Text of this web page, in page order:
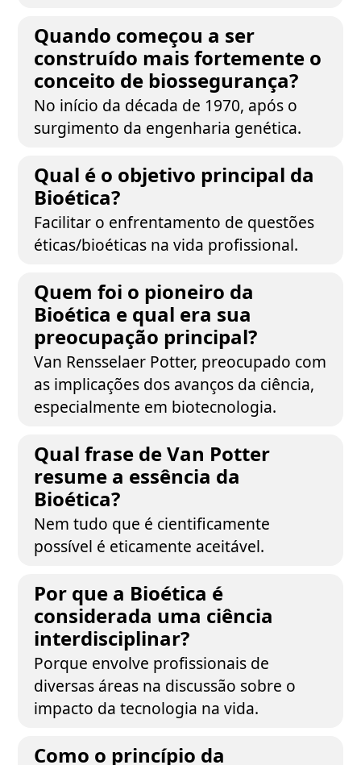
Quando começou a ser
construído mais fortemente o
conceito de biossegurança?
No início da década de 1970, após o
surgimento da engenharia genética.
Qual é o objetivo principal da
Bioética?
Facilitar o enfrentamento de questões
éticas/bioéticas na vida profissional.
Quem foi o pioneiro da
Bioética e qual era sua
preocupação principal?
Van Rensselaer Potter, preocupado com
as implicações dos avanços da ciência,
especialmente em biotecnologia.
Qual frase de Van Potter
resume a essência da
Bioética?
Nem tudo que é cientificamente
possível é eticamente aceitável.
Por que a Bioética é
considerada uma ciência
interdisciplinar?
Porque envolve profissionais de
diversas áreas na discussão sobre o
impacto da tecnologia na vida.
Como o princípio da